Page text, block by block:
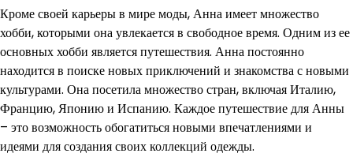
Кроме своей карьеры в мире моды, Анна имеет множество
хобби, которыми она увлекается в свободное время. Одним из ее
основных хобби является путешествия. Анна постоянно
находится в поиске новых приключений и знакомства с новыми
культурами. Она посетила множество стран, включая Италию,
Францию, Японию и Испанию. Каждое путешествие для Анны
– это возможность обогатиться новыми впечатлениями и
идеями для создания своих коллекций одежды.